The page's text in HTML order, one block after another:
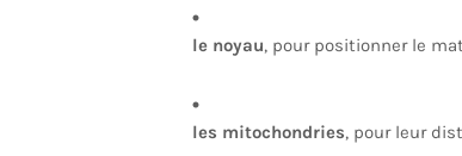
le noyau, pour positionner le
les mitochondries, pour leur